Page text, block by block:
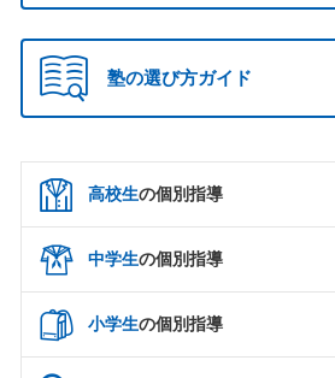
塾の選び方ガイド
高校生の個別指導
中学生の個別指導
小学生の個別指導